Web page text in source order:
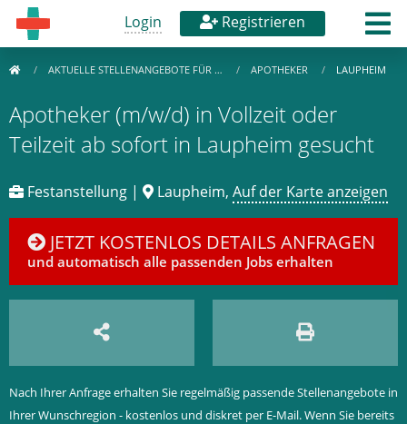
Login Registrieren
AKTUELLE STELLENANGEBOTE FÜR … APOTHEKER LAUPHEIM
Apotheker (m/w/d) in Vollzeit oder
Teilzeit ab sofort in Laupheim gesucht
Festanstellung | Laupheim, Auf der Karte anzeigen
JETZT KOSTENLOS DETAILS ANFRAGEN
und automatisch alle passenden Jobs erhalten
Nach Ihrer Anfrage erhalten Sie regelmäßig passende Stellenangebote in
Ihrer Wunschregion - kostenlos und diskret per E-Mail. Wenn Sie bereits